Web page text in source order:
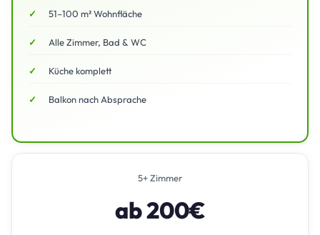
51–100 m² Wohnfläche
Alle Zimmer, Bad & WC
Küche komplett
Balkon nach Absprache
5+ Zimmer
ab 200€